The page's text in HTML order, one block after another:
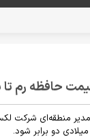
تا پایان ۲۰۲۶ دو